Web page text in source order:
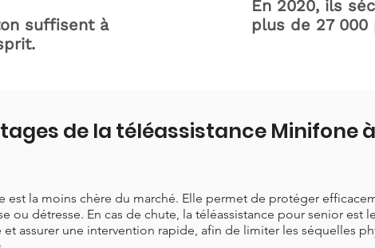
suffisent à
En 2020, ils
plus de 27 000
de la téléassistance Minifone à
est la moins chère du marché. Elle permet de protéger
ou détresse. En cas de chute, la téléassistance pour senior est
et assurer une intervention rapide, afin de limiter les séquelles